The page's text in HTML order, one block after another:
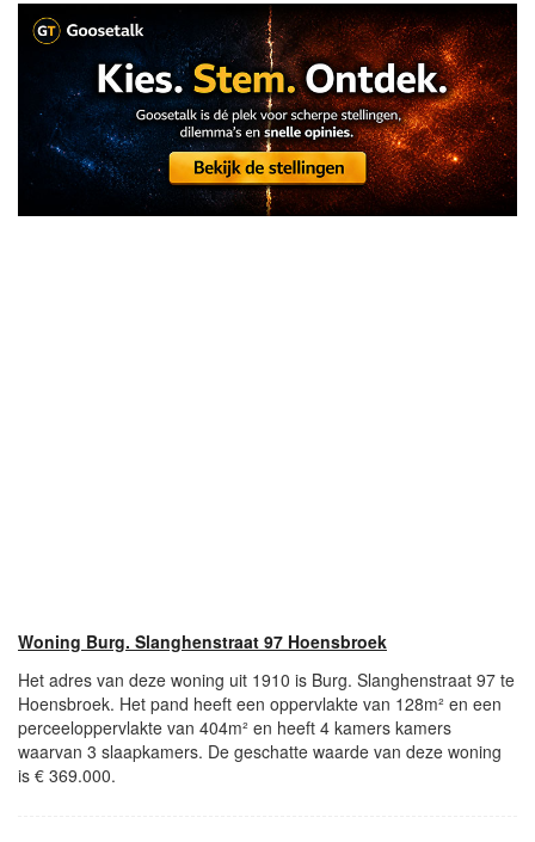
Woning Burg. Slanghenstraat 97 Hoensbroek
Het adres van deze woning uit 1910 is Burg. Slanghenstraat 97 te
Hoensbroek. Het pand heeft een oppervlakte van 128m² en een
perceeloppervlakte van 404m² en heeft 4 kamers kamers
waarvan 3 slaapkamers. De geschatte waarde van deze woning
is € 369.000.